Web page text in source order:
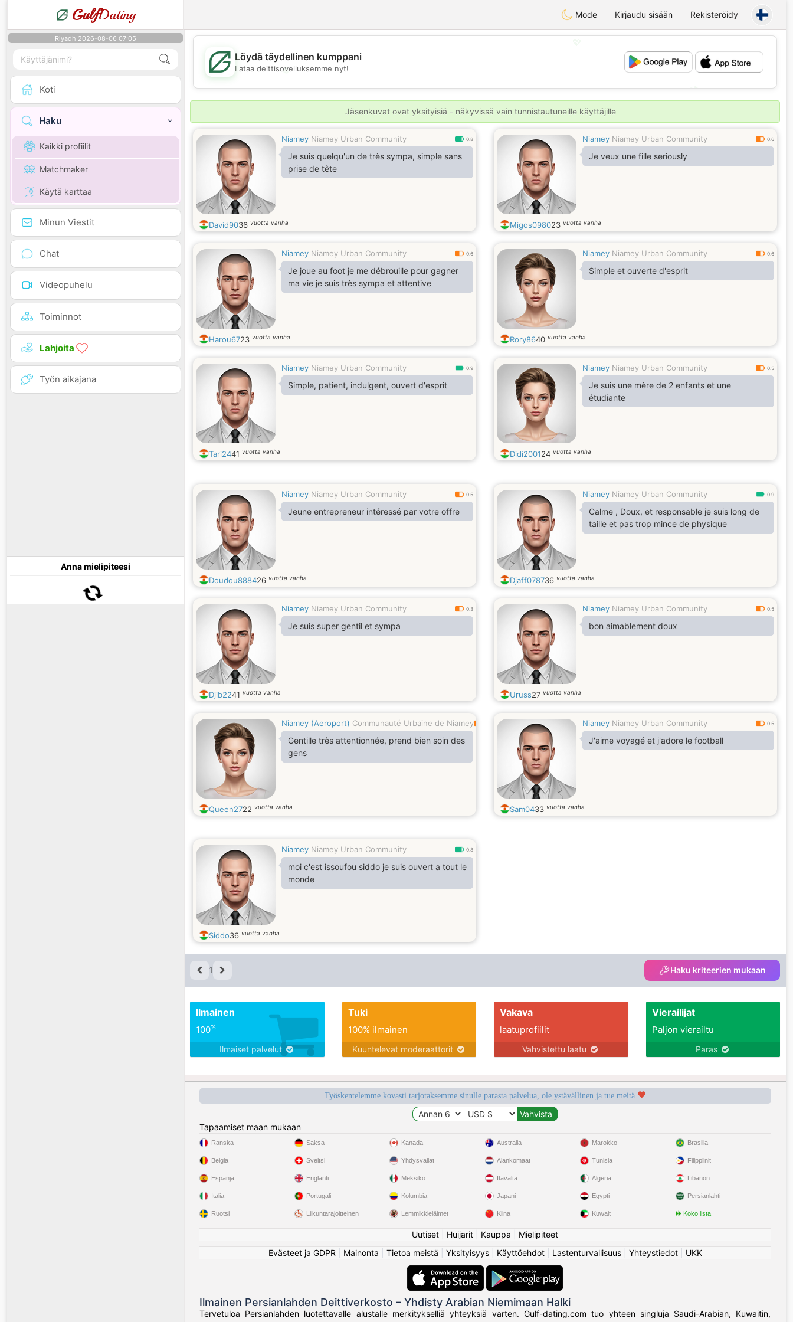
GulfDating Mode Kirjaudu sisään Rekisteröidy
Riyadh 2026-08-06 07:05
Koti
Haku
Kaikki profiilit
Matchmaker
Käytä karttaa
Minun Viestit
Chat
Videopuhelu
Toiminnot
Lahjoita
Työn aikajana
Anna mielipiteesi
💖
Löydä täydellinen kumppani
Lataa deittisovelluksemme nyt!
Jäsenkuvat ovat yksityisiä - näkyvissä vain tunnistautuneille käyttäjille
Niamey Niamey Urban Community 0.8
Je suis quelqu'un de très sympa, simple sans
prise de tête
David9036 vuotta vanha
Niamey Niamey Urban Community 0.6
Je veux une fille seriously
Migos098023 vuotta vanha
Niamey Niamey Urban Community 0.6
Je joue au foot je me débrouille pour gagner
ma vie je suis très sympa et attentive
Harou6723 vuotta vanha
Niamey Niamey Urban Community 0.6
Simple et ouverte d'esprit
Rory8640 vuotta vanha
Niamey Niamey Urban Community 0.9
Simple, patient, indulgent, ouvert d'esprit
Tari2441 vuotta vanha
Niamey Niamey Urban Community 0.5
Je suis une mère de 2 enfants et une
étudiante
Didi200124 vuotta vanha
Niamey Niamey Urban Community 0.5
Jeune entrepreneur intéressé par votre offre
Doudou888426 vuotta vanha
Niamey Niamey Urban Community 0.9
Calme , Doux, et responsable je suis long de
taille et pas trop mince de physique
Djaff078736 vuotta vanha
Niamey Niamey Urban Community 0.3
Je suis super gentil et sympa
Djib2241 vuotta vanha
Niamey Niamey Urban Community 0.5
bon aimablement doux
Uruss27 vuotta vanha
Niamey (Aeroport) Communauté Urbaine de Niamey
Gentille très attentionnée, prend bien soin des
gens
Queen2722 vuotta vanha
Niamey Niamey Urban Community 0.5
J'aime voyagé et j'adore le football
Sam0433 vuotta vanha
Niamey Niamey Urban Community 0.8
moi c'est issoufou siddo je suis ouvert a tout le
monde
Siddo36 vuotta vanha
1 Haku kriteerien mukaan
Ilmainen
100%
Ilmaiset palvelut
Tuki
100% ilmainen
Kuuntelevat moderaattorit
Vakava
laatuprofiilit
Vahvistettu laatu
Vierailijat
Paljon vierailtu
Paras
Työskentelemme kovasti tarjotaksemme sinulle parasta palvelua, ole ystävällinen ja tue meitä
Tapaamiset maan mukaan
Ranska
Belgia
Espanja
Italia
Ruotsi
Saksa
Sveitsi
Englanti
Portugali
Liikuntarajoitteinen
Kanada
Yhdysvallat
Meksiko
Kolumbia
Lemmikkieläimet
Australia
Alankomaat
Itävalta
Japani
Kiina
Marokko
Tunisia
Algeria
Egypti
Kuwait
Brasilia
Filippiinit
Libanon
Persianlahti
Koko lista
Uutiset Huijarit Kauppa
Mielipiteet
Evästeet ja GDPR
Mainonta Tietoa meistä Yksityisyys| Käyttöehdot| Lastenturvallisuus| Yhteystiedot| UKK
Ilmainen Persianlahden Deittiverkosto – Yhdisty Arabian Niemimaan Halki
Tervetuloa Persianlahden luotettavalle alustalle merkitykselliä yhteyksiä varten. Gulf-dating.com tuo yhteen singluja Saudi-Arabian, Kuwaitin,